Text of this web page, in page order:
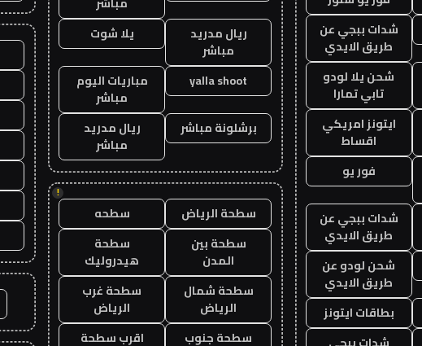
شدات ببجي عن
طريق الايدي
شحن يلا لودو
تابي تمارا
ايتونز امريكي
اقساط
فور يو
شدات ببجي عن
طريق الايدي
شحن لودو عن
طريق الايدي
بطاقات ايتونز
ريال مدريد
مباشر
يلا شوت
yalla shoot
مباريات اليوم
مباشر
برشلونة مباشر
ريال مدريد
مباشر
!
سطحة الرياض
سطحه
سطحة بين
المدن
سطحة
هيدروليك
سطحة شمال
الرياض
سطحة غرب
الرياض
سطحة جنوب
اقرب سطحة